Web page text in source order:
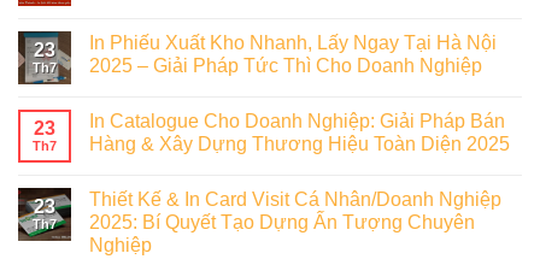
23
Th7
In Phiếu Xuất Kho Nhanh, Lấy Ngay Tại Hà Nội
2025 – Giải Pháp Tức Thì Cho Doanh Nghiệp
23
Th7
In Catalogue Cho Doanh Nghiệp: Giải Pháp Bán
Hàng & Xây Dựng Thương Hiệu Toàn Diện 2025
23
Th7
Thiết Kế & In Card Visit Cá Nhân/Doanh Nghiệp
2025: Bí Quyết Tạo Dựng Ấn Tượng Chuyên
Nghiệp